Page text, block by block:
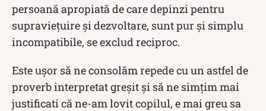
persoană apropiată de care depinzi pentru
supravieţuire şi dezvoltare, sunt pur şi simplu
incompatibile, se exclud reciproc.
Este uşor să ne consolăm repede cu un astfel de
proverb interpretat greşit şi să ne simţim mai
justificati că ne-am lovit copilul, e mai greu sa